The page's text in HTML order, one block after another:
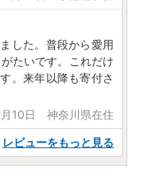
した。普段から愛用
たいです。これだけ
。来年以降も寄付さ
月10日 神奈川県在住
レビューをもっと見る